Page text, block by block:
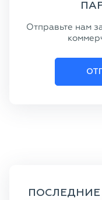
Отправьте нам
ПОСЛЕДНИЕ